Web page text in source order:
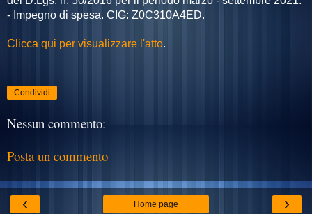
- Impegno di spesa. CIG: Z0C310A4ED.
Clicca qui per visualizzare l'atto.
Condividi
Nessun commento:
Posta un commento
‹ ›
Home page